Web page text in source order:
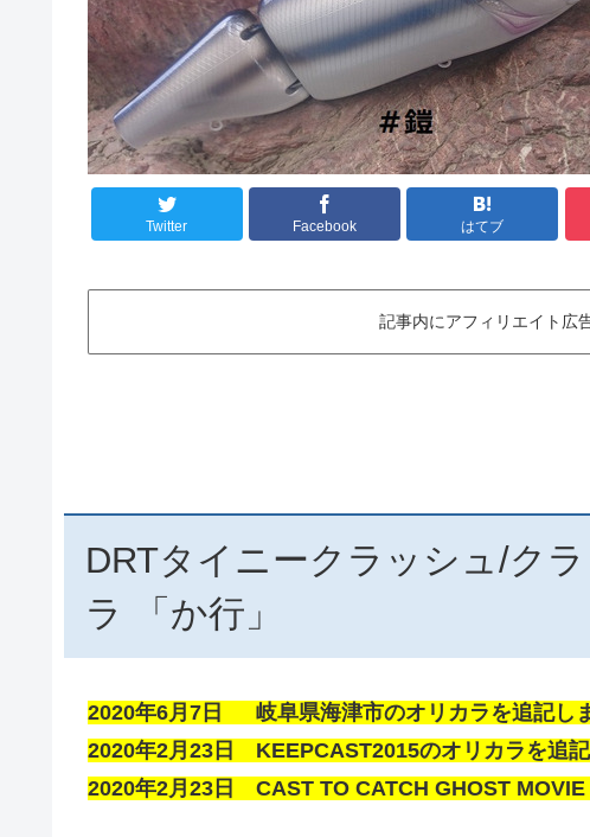
Twitter Facebook はてブ
記事内にアフィリエイト広
DRTタイニークラッシュ/ク
ラ 「か行」
2020年6月7日 岐阜県海津市のオリカラを追記し
2020年2月23日 KEEPCAST2015のオリカラを追
2020年2月23日 CAST TO CATCH GHOST MOVIE